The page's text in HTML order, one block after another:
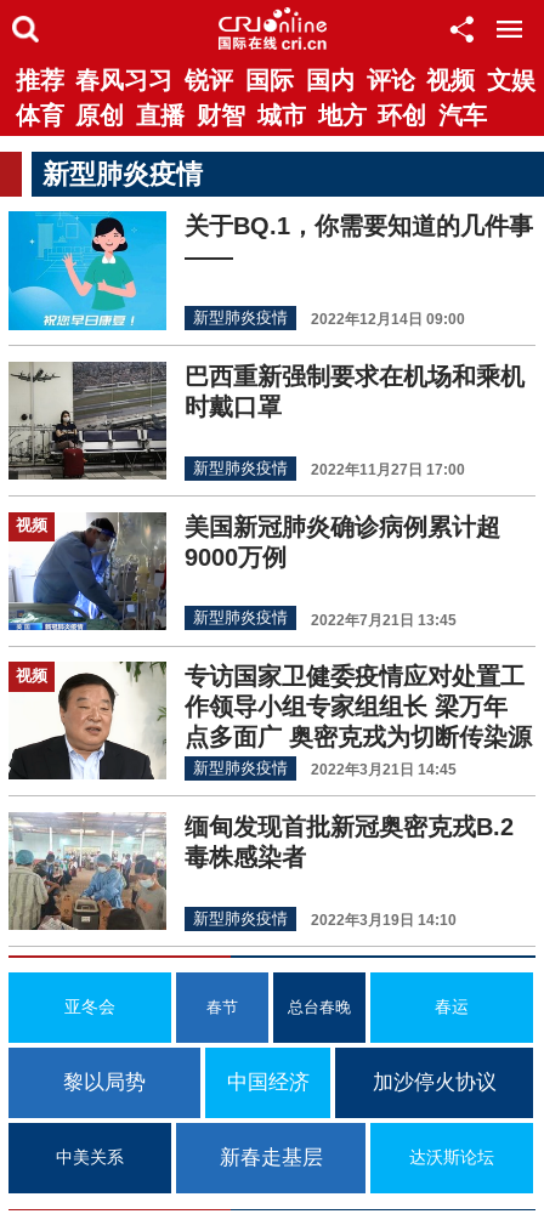
推荐 春风习习 锐评 国际 国内 评论 视频 文娱
体育 原创 直播 财智 城市 地方 环创 汽车
新型肺炎疫情
关于BQ.1，你需要知道的几件事
——
新型肺炎疫情 2022年12月14日 09:00
巴西重新强制要求在机场和乘机
时戴口罩
新型肺炎疫情 2022年11月27日 17:00
视频
美国新冠肺炎确诊病例累计超
9000万例
新型肺炎疫情 2022年7月21日 13:45
视频
专访国家卫健委疫情应对处置工
作领导小组专家组组长 梁万年
点多面广 奥密克戎为切断传染源
带来挑战
新型肺炎疫情 2022年3月21日 14:45
缅甸发现首批新冠奥密克戎B.2
毒株感染者
新型肺炎疫情 2022年3月19日 14:10
亚冬会 春节 总台春晚 春运
黎以局势 中国经济 加沙停火协议
中美关系 新春走基层 达沃斯论坛